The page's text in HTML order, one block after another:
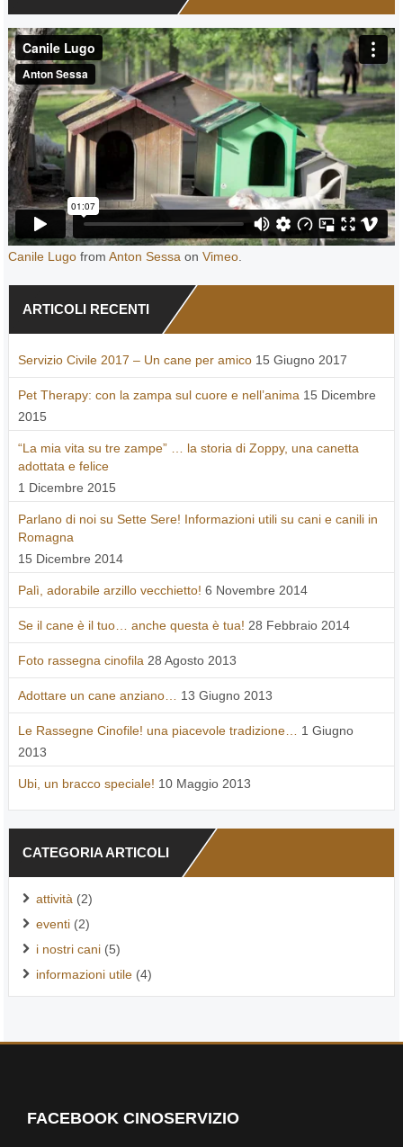
Canile Lugofrom Anton Sessa on Vimeo.
ARTICOLI RECENTI
Servizio Civile 2017 – Un cane per amico 15 Giugno 2017
Pet Therapy: con la zampa sul cuore e nell’anima 15 Dicembre
2015
“La mia vita su tre zampe” … la storia di Zoppy, una canetta
adottata e felice
1 Dicembre 2015
Parlano di noi su Sette Sere! Informazioni utili su cani e canili in
Romagna
15 Dicembre 2014
Palì, adorabile arzillo vecchietto! 6 Novembre 2014
Se il cane è il tuo… anche questa è tua! 28 Febbraio 2014
Foto rassegna cinofila 28 Agosto 2013
Adottare un cane anziano… 13 Giugno 2013
Le Rassegne Cinofile! una piacevole tradizione…
1 Giugno
2013
Ubi, un bracco speciale! 10 Maggio 2013
CATEGORIA ARTICOLI
attività (2)
eventi(2)
i nostri cani(5)
informazioni utile(4)
FACEBOOK CINOSERVIZIO